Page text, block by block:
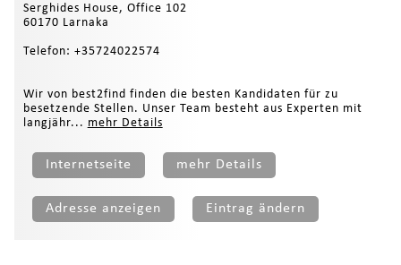
Serghides House, Office 102
60170 Larnaka
Telefon: +35724022574
Wir von best2find finden die besten Kandidaten für zu
besetzende Stellen. Unser Team besteht aus Experten mit
langjähr... mehr Details
Internetseite mehr Details
Adresse anzeigen Eintrag ändern